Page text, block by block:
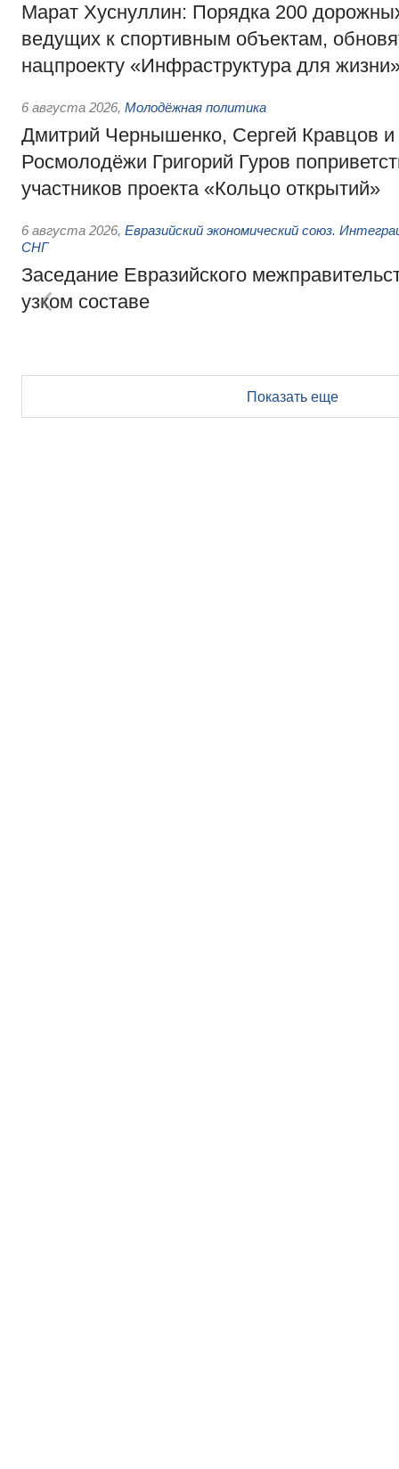
Марат Хуснуллин: Порядка 200
ведущих к спортивным объектам,
нацпроекту «Инфраструктура для
6 августа 2026, Молодёжная политика
Дмитрий Чернышенко, Сергей Кравцов и
Росмолодёжи Григорий Гуров
участников проекта «Кольцо открытий»
6 августа 2026, Евразийский экономический союз.
СНГ
Заседание Евразийского
узком составе
Показать еще